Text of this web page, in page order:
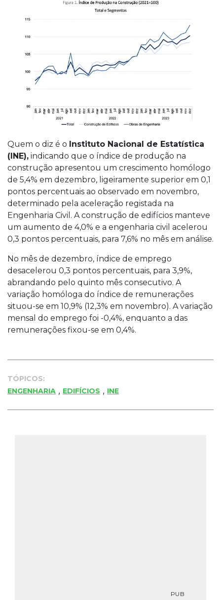
Quem o diz é o Instituto Nacional de Estatística
(INE), indicando que o índice de produção na
construção apresentou um crescimento homólogo
de 5,4% em dezembro, ligeiramente superior em 0,1
pontos percentuais ao observado em novembro,
determinado pela aceleração registada na
Engenharia Civil. A construção de edifícios manteve
um aumento de 4,0% e a engenharia civil acelerou
0,3 pontos percentuais, para 7,6% no mês em análise.
No mês de dezembro, índice de emprego
desacelerou 0,3 pontos percentuais, para 3,9%,
abrandando pelo quinto mês consecutivo. A
variação homóloga do índice de remunerações
situou-se em 10,9% (12,3% em novembro). A variação
mensal do emprego foi -0,4%, enquanto a das
remunerações fixou-se em 0,4%.
TÓPICOS:
ENGENHARIA , EDIFÍCIOS , INE
PUB